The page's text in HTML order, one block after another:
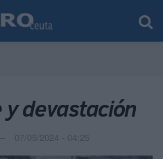
devastación
07/05/2024 - 04:25